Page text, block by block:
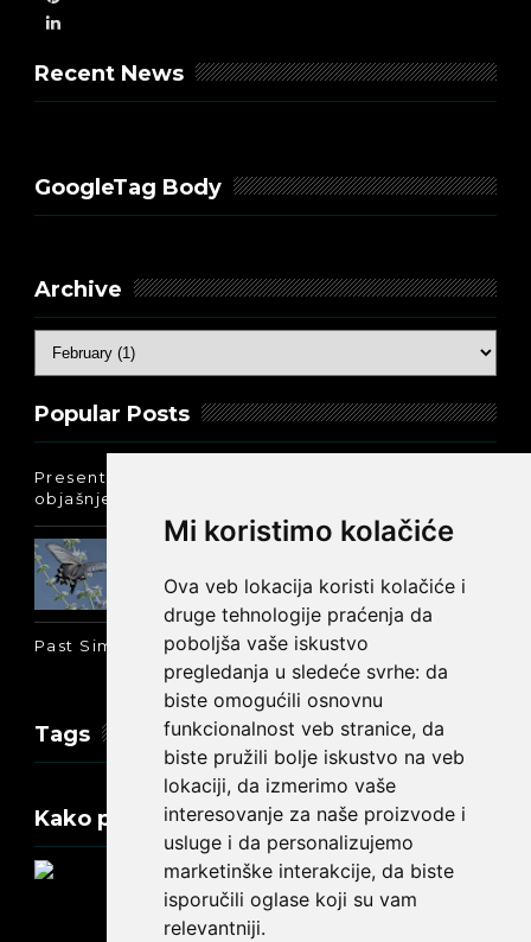
Mi koristimo kolačiće
Ova veb lokacija koristi kolačiće i
druge tehnologije praćenja da
poboljša vaše iskustvo
pregledanja u sledeće svrhe: da
biste omogućili osnovnu
funkcionalnost veb stranice, da
biste pružili bolje iskustvo na veb
lokaciji, da izmerimo vaše
interesovanje za naše proizvode i
usluge i da personalizujemo
marketinške interakcije, da biste
isporučili oglase koji su vam
relevantniji.
Recent News
GoogleTag Body
Archive
Popular Posts
Present Perfect Simple - najjednostavnije
objašnjenje :-)
Past Simple i Past Continuous - razlika
Tags
Kako promeniti tekst na engleskom?
Update cookies preferences